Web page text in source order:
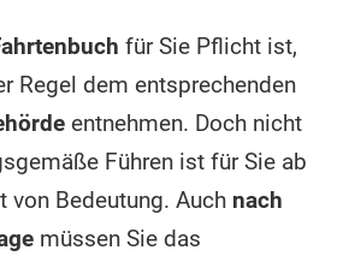
für Sie Pflicht ist,
Regel dem entsprechenden
entnehmen. Doch nicht
Führen ist für Sie ab
von Bedeutung. Auch nach
müssen Sie das